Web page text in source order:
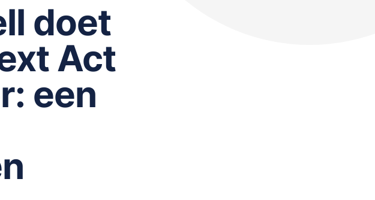
doet
Act
een